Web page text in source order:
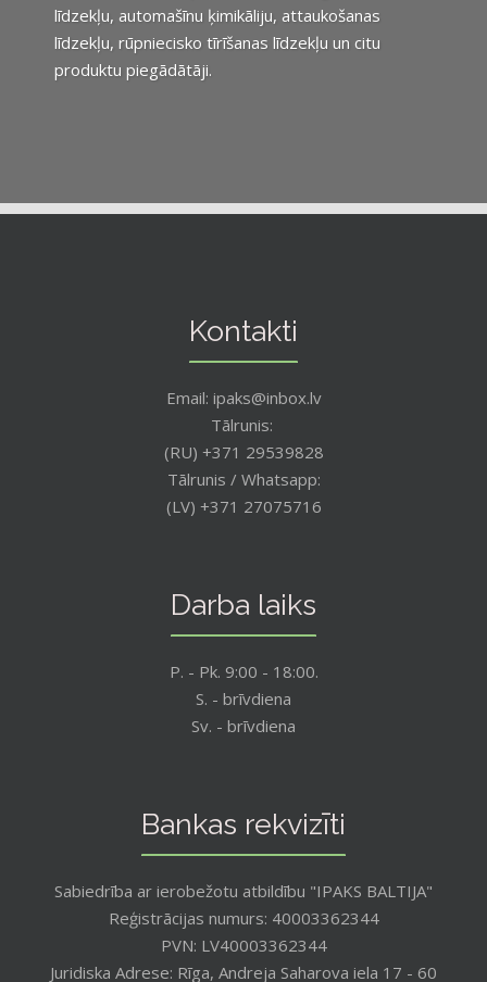
līdzekļu, automašīnu ķimikāliju, attaukošanas
līdzekļu, rūpniecisko tīrīšanas līdzekļu un citu
produktu piegādātāji.
Kontakti
Email: ipaks@inbox.lv
Tālrunis:
(RU) +371 29539828
Tālrunis / Whatsapp:
(LV) +371 27075716
Darba laiks
P. - Pk. 9:00 - 18:00.
S. - brīvdiena
Sv. - brīvdiena
Bankas rekvizīti
Sabiedrība ar ierobežotu atbildību "IPAKS BALTIJA"
Reģistrācijas numurs: 40003362344
PVN: LV40003362344
Juridiska Adrese: Rīga, Andreja Saharova iela 17 - 60